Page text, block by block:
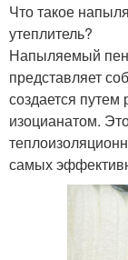
Что такое
утеплитель?
Напыляемый
представляет
создается
изоцианатом.
самых